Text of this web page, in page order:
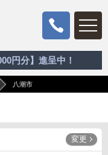
円分】進呈中！
八潮市
変更